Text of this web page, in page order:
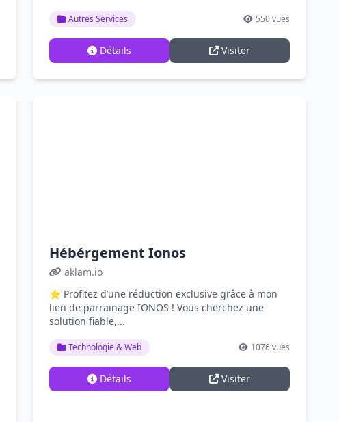
Autres Services 550 vues
Détails Visiter
Hébérgement Ionos
aklam.io
⭐ Profitez d’une réduction exclusive grâce à mon
lien de parrainage IONOS ! Vous cherchez une
solution fiable,...
Technologie & Web 1076 vues
Détails Visiter